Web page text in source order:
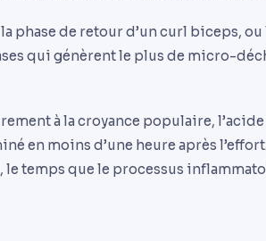
phase de retour d’un curl biceps, ou
qui génèrent le plus de micro-
à la croyance populaire,
en moins d’une heure après
le temps que le processus